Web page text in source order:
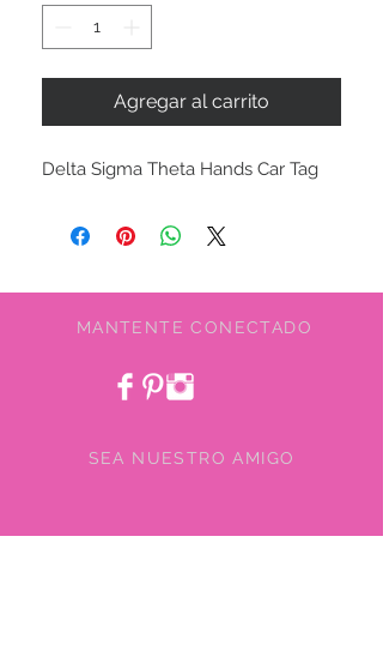
Agregar al carrito
Delta Sigma Theta Hands Car Tag
MANTENTE CONECTADO
SEA NUESTRO AMIGO